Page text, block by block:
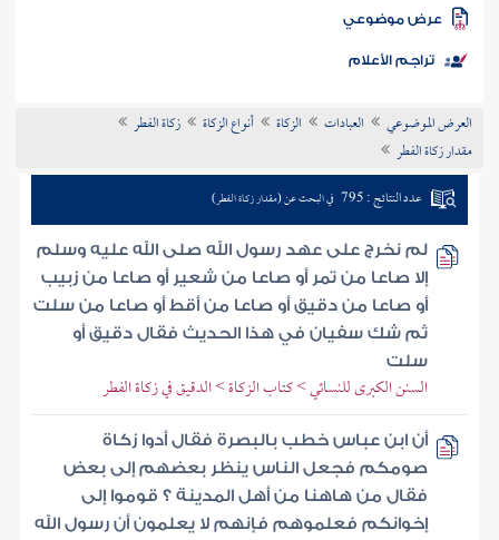
الكتب
موضوعي
تراجم الأعلام
العرض الموضوعي العبادات الزكاة أنواع الزكاة
زكاة الفطر
مقدار زكاة الفطر
عدد النتائج : 795 في البحث عن (مقدار زكاة الفطر)
لم نخرج على عهد رسول الله صلى الله عليه وسلم
إلا صاعا من تمر أو صاعا من شعير أو صاعا من زبيب
أو صاعا من دقيق أو صاعا من أقط أو صاعا من سلت
ثم شك سفيان في هذا الحديث فقال دقيق أو
سلت
السنن الكبرى للنسائي > كتاب الزكاة > الدقيق في زكاة الفطر
أن ابن عباس خطب بالبصرة فقال أدوا زكاة
صومكم فجعل الناس ينظر بعضهم إلى بعض
فقال من هاهنا من أهل المدينة ؟ قوموا إلى
إخوانكم فعلموهم فإنهم لا يعلمون أن رسول الله